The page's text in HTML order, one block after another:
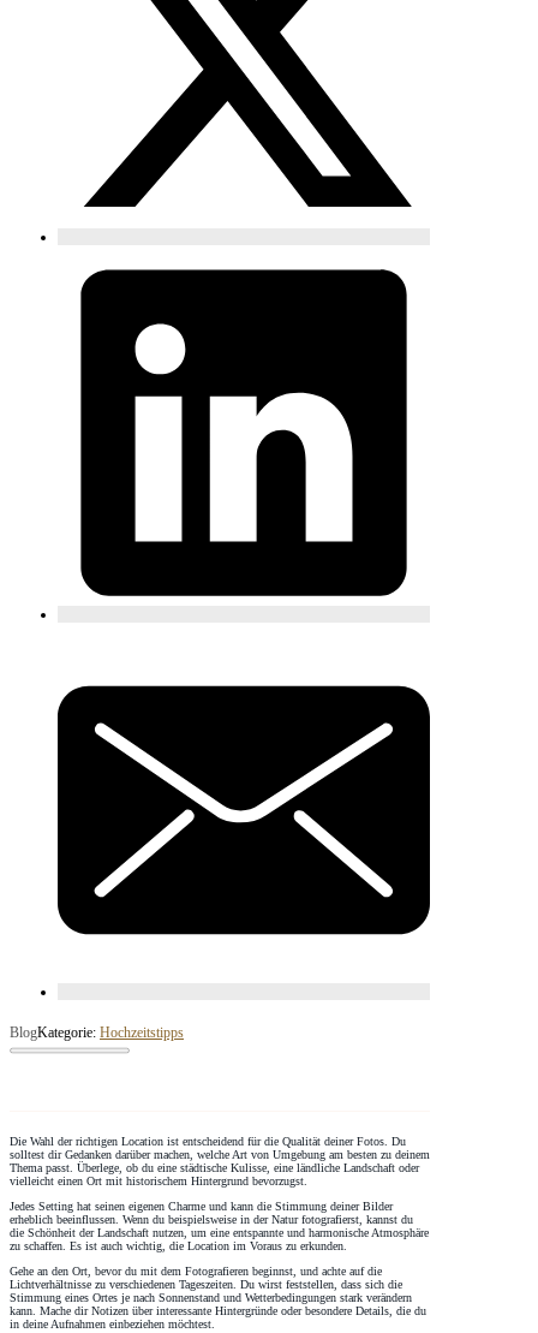
BlogKategorie: Hochzeitstipps
Die Wahl der richtigen Location ist entscheidend für die Qualität deiner Fotos. Du
solltest dir Gedanken darüber machen, welche Art von Umgebung am besten zu deinem
Thema passt. Überlege, ob du eine städtische Kulisse, eine ländliche Landschaft oder
vielleicht einen Ort mit historischem Hintergrund bevorzugst.
Jedes Setting hat seinen eigenen Charme und kann die Stimmung deiner Bilder
erheblich beeinflussen. Wenn du beispielsweise in der Natur fotografierst, kannst du
die Schönheit der Landschaft nutzen, um eine entspannte und harmonische Atmosphäre
zu schaffen. Es ist auch wichtig, die Location im Voraus zu erkunden.
Gehe an den Ort, bevor du mit dem Fotografieren beginnst, und achte auf die
Lichtverhältnisse zu verschiedenen Tageszeiten. Du wirst feststellen, dass sich die
Stimmung eines Ortes je nach Sonnenstand und Wetterbedingungen stark verändern
kann. Mache dir Notizen über interessante Hintergründe oder besondere Details, die du
in deine Aufnahmen einbeziehen möchtest.